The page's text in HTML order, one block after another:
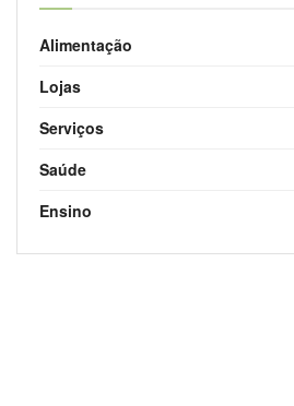
Alimentação
Lojas
Serviços
Saúde
Ensino